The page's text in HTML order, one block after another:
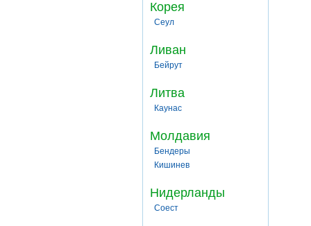
Корея
Сеул
Ливан
Бейрут
Литва
Каунас
Молдавия
Бендеры
Кишинев
Нидерланды
Соест